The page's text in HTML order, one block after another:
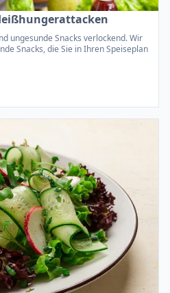
ungesunde Snacks verlockend. Wir
Snacks, die Sie in Ihren Speiseplan